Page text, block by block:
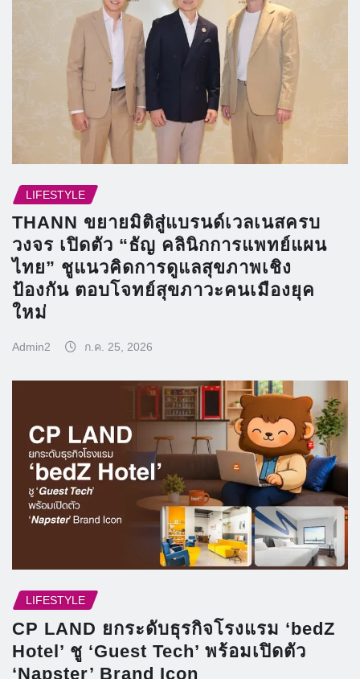
LIFESTYLE
THANN ขยายมิติสู่แบรนด์เวลเนสครบ
วงจร เปิดตัว “ธัญ คลินิกการแพทย์แผน
ไทย” ชูแนวคิดการดูแลสุขภาพเชิง
ป้องกัน ตอบโจทย์สุขภาวะคนเมืองยุค
ใหม่
Admin2 ก.ค. 25, 2026
LIFESTYLE
CP LAND ยกระดับธุรกิจโรงแรม ‘bedZ
Hotel’ ชู ‘Guest Tech’ พร้อมเปิดตัว
‘Napster’ Brand Icon